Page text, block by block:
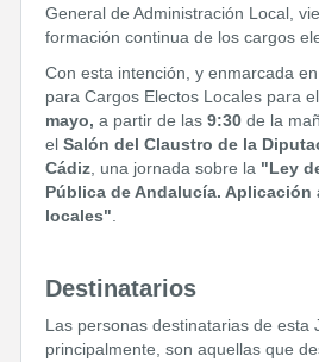
General de Administración Local,
formación continua de los cargos
Con esta intención, y enmarcada
para Cargos Electos Locales para
mayo, a partir de las 9:30 de la
el Salón del Claustro de la
Cádiz , una jornada sobre la "Ley
Pública de Andalucía. Aplicación
locales"
Destinatarios
Las personas destinatarias de esta
principalmente, son aquellas que